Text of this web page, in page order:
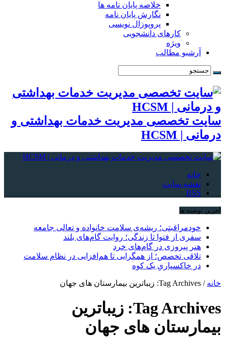
خلاصه پایان نامه ها
نگارش پایان نامه
پروپوزال نویسی
کارهای دانشجویی
ویژه
آرشیو مطالب
سایت تخصصی مدیریت خدمات بهداشتی و
درمانی | HCSM
خانه
نقشه سایت
RSS
آخرین نوشته ها
خودمراقبتی؛ ریشه‌ی سلامت خانواده و تعالی جامعه
سفری از فتوا تا زندگی؛ روایت گام‌های بلند
هنر پیروزی در گام‌های خرد
تلاقی تخصص؛ از همگرایی تا هم‌افزایی در نظام سلامت
در خاکسپاریِ یک کوه
خانه / Tag Archives: زیباترین بیمارستان های جهان
Tag Archives: زیباترین
بیمارستان های جهان